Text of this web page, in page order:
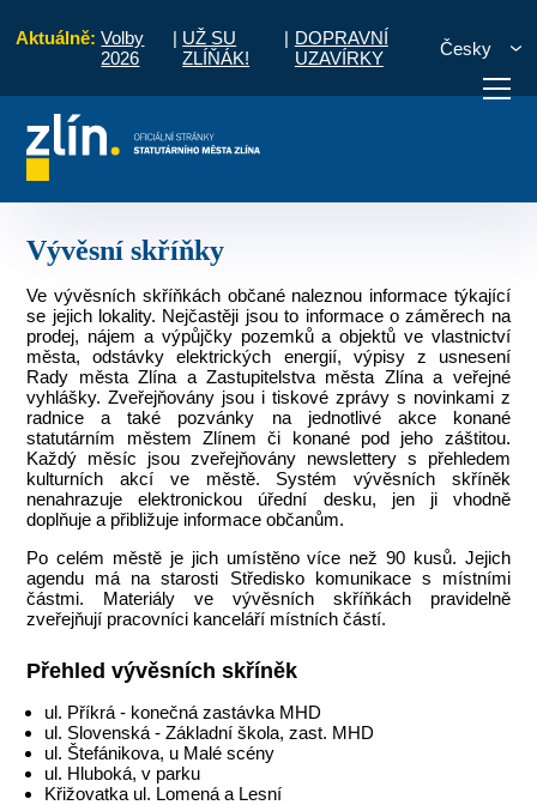
Aktuálně: Volby
2026
| UŽ SU
ZLÍŇÁK!
| DOPRAVNÍ
UZAVÍRKY
Česky
vyřídit Potřebuji zaplatit
Vývěsní skříňky
Ve vývěsních skříňkách občané naleznou informace týkající
se jejich lokality. Nejčastěji jsou to informace o záměrech na
prodej, nájem a výpůjčky pozemků a objektů ve vlastnictví
města, odstávky elektrických energií, výpisy z usnesení
Rady města Zlína a Zastupitelstva města Zlína a veřejné
vyhlášky. Zveřejňovány jsou i tiskové zprávy s novinkami z
radnice a také pozvánky na jednotlivé akce konané
statutárním městem Zlínem či konané pod jeho záštitou.
Každý měsíc jsou zveřejňovány newslettery s přehledem
kulturních akcí ve městě. Systém vývěsních skříněk
nenahrazuje elektronickou úřední desku, jen ji vhodně
doplňuje a přibližuje informace občanům.
Po celém městě je jich umístěno více než 90 kusů. Jejich
agendu má na starosti Středisko komunikace s místními
částmi. Materiály ve vývěsních skříňkách pravidelně
zveřejňují pracovníci kanceláří místních částí.
Přehled vývěsních skříněk
ul. Příkrá - konečná zastávka MHD
ul. Slovenská - Základní škola, zast. MHD
ul. Štefánikova, u Malé scény
ul. Hluboká, v parku
Křižovatka ul. Lomená a Lesní